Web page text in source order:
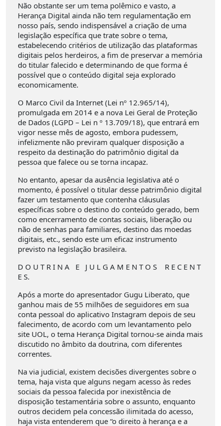
Não obstante ser um tema polêmico e vasto, a
Herança Digital ainda não tem regulamentação em
nosso país, sendo indispensável a criação de uma
legislação específica que trate sobre o tema,
estabelecendo critérios de utilização das plataformas
digitais pelos herdeiros, a fim de preservar a memória
do titular falecido e determinando de que forma é
possível que o conteúdo digital seja explorado
economicamente.
O Marco Civil da Internet (Lei nº 12.965/14),
promulgada em 2014 e a nova Lei Geral de Proteção
de Dados (LGPD – Lei n º 13.709/18), que entrará em
vigor nesse mês de agosto, embora pudessem,
infelizmente não previram qualquer disposição a
respeito da destinação do patrimônio digital da
pessoa que falece ou se torna incapaz.
No entanto, apesar da ausência legislativa até o
momento, é possível o titular desse patrimônio digital
fazer um testamento que contenha cláusulas
específicas sobre o destino do conteúdo gerado, bem
como encerramento de contas sociais, liberação ou
não de senhas para familiares, destino das moedas
digitais, etc., sendo este um eficaz instrumento
previsto na legislação brasileira.
D O U T R I N A E J U L G A M E N T O S R E C E N T
E S.
Após a morte do apresentador Gugu Liberato, que
ganhou mais de 55 milhões de seguidores em sua
conta pessoal do aplicativo Instagram depois de seu
falecimento, de acordo com um levantamento pelo
site UOL, o tema Herança Digital tornou-se ainda mais
discutido no âmbito da doutrina, com diferentes
correntes.
Na via judicial, existem decisões divergentes sobre o
tema, haja vista que alguns negam acesso às redes
sociais da pessoa falecida por inexistência de
disposição testamentária sobre o assunto, enquanto
outros decidem pela concessão ilimitada do acesso,
haja vista entenderem que “o direito à herança e a